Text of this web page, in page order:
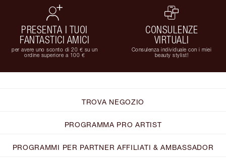
PRESENTA I TUOI
FANTASTICI AMICI
per avere uno sconto di 20 € su un
ordine superiore a 100 €
CONSULENZE
VIRTUALI
Consulenza individuale con i miei
beauty stylist!
TROVA NEGOZIO
PROGRAMMA PRO ARTIST
PROGRAMMI PER PARTNER AFFILIATI & AMBASSADOR